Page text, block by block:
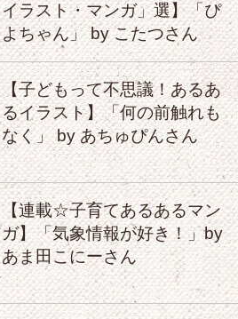
イラスト・マンガ」選】「ぴ
よちゃん」 by こたつさん
【子どもって不思議！あるあ
るイラスト】「何の前触れも
なく」 by あちゅぴんさん
【連載☆子育てあるあるマン
ガ】「気象情報が好き！」by
あま田こにーさん